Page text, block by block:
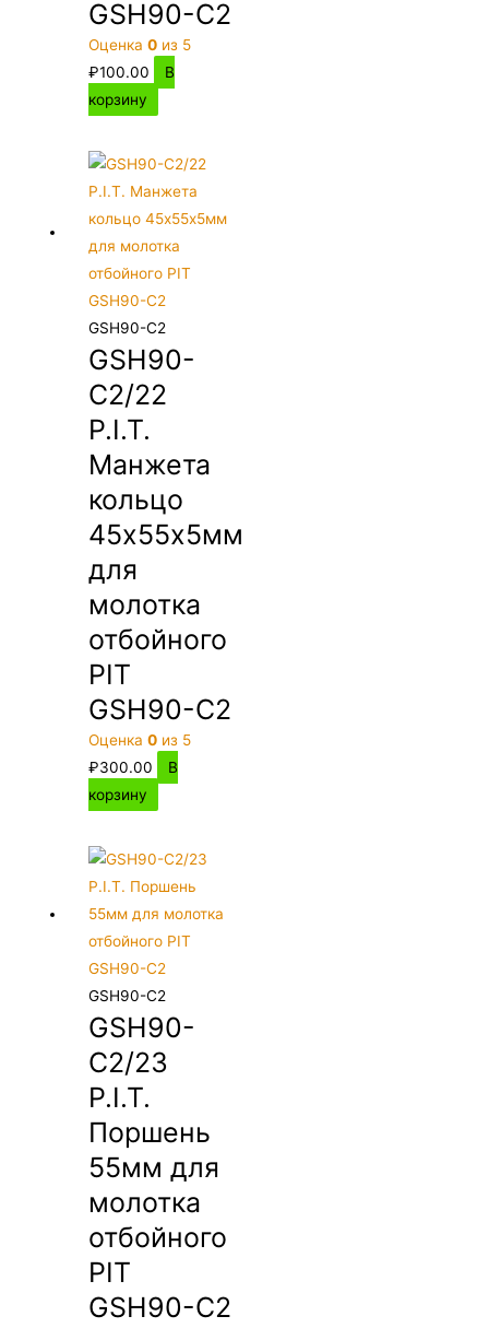
GSH90-C2
Оценка0 из 5
₽100.00
В
корзину
GSH90-C2
GSH90-
C2/22
P.I.T.
Манжета
кольцо
45х55х5мм
для
молотка
отбойного
PIT
GSH90-C2
Оценка0 из 5
₽300.00
В
корзину
GSH90-C2
GSH90-
C2/23
P.I.T.
Поршень
55мм для
молотка
отбойного
PIT
GSH90-C2